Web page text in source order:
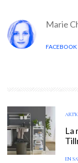
Marie
FACEBOOK
La
EN